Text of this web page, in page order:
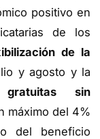
positivo en
de los
de la
y agosto y la
sin
máximo del 4%
del beneficio